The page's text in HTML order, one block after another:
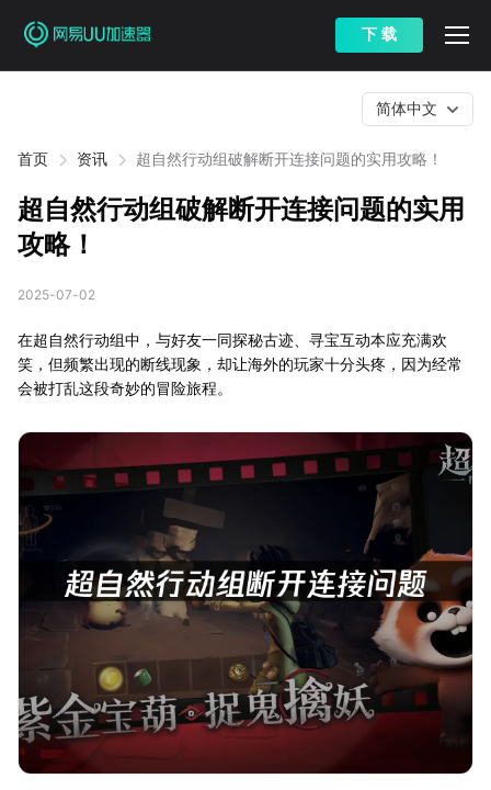
下 载
首页 资讯 超自然行动组破解断开连接问题的实用攻略！
简体中文
超自然行动组破解断开连接问题的实用
攻略！
2025-07-02
在超自然行动组中，与好友一同探秘古迹、寻宝互动本应充满欢
笑，但频繁出现的断线现象，却让海外的玩家十分头疼，因为经常
会被打乱这段奇妙的冒险旅程。